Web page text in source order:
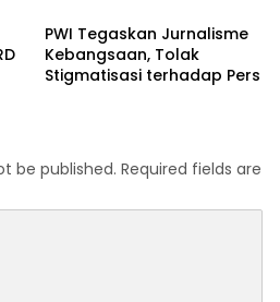
PWI Tegaskan Jurnalisme
Kebangsaan, Tolak
Stigmatisasi terhadap Pers
be published. Required fields are